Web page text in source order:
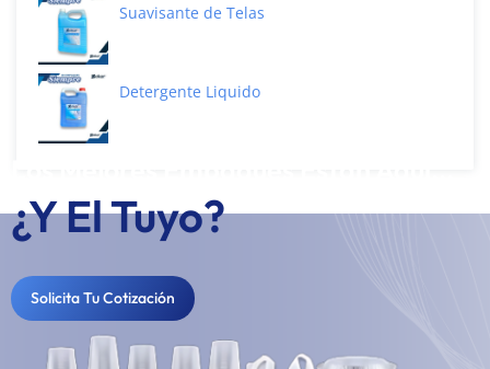
Suavisante de Telas
Detergente Liquido
¿Y El Tuyo?
Solicita Tu Cotización